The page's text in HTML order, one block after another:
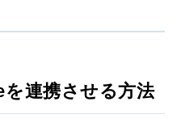
連携させる方法